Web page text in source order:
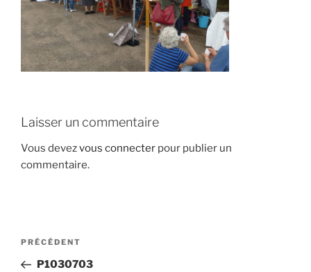
Laisser un commentaire
Vous devezvous connecter pour publier un
commentaire.
Navigation
de
Article
précédent
PRÉCÉDENT
P1030703